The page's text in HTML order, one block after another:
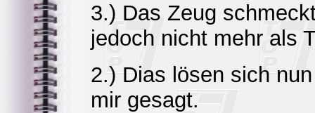
3.) Das Zeug
jedoch nicht mehr als
2.) Dias lösen sich
mir gesagt.